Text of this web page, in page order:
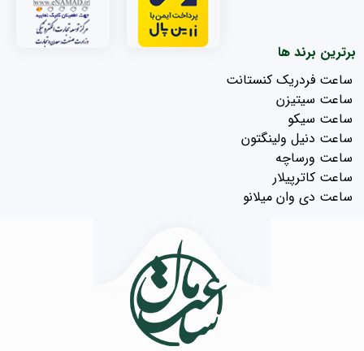
برترین برند ها
ساعت فردریک کنستانت
ساعت سیتیزن
ساعت سیکو
ساعت دنیل ولینگتون
ساعت ورساچه
ساعت کاترپیلار
ساعت دی وان میلانو